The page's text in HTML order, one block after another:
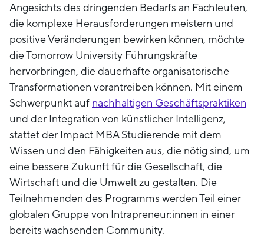
Angesichts des dringenden Bedarfs an Fachleuten,
die komplexe Herausforderungen meistern und
positive Veränderungen bewirken können, möchte
die Tomorrow University Führungskräfte
hervorbringen, die dauerhafte organisatorische
Transformationen vorantreiben können. Mit einem
Schwerpunkt auf nachhaltigen Geschäftspraktiken
und der Integration von künstlicher Intelligenz,
stattet der Impact MBA Studierende mit dem
Wissen und den Fähigkeiten aus, die nötig sind, um
eine bessere Zukunft für die Gesellschaft, die
Wirtschaft und die Umwelt zu gestalten. Die
Teilnehmenden des Programms werden Teil einer
globalen Gruppe von Intrapreneur:innen in einer
bereits wachsenden Community.